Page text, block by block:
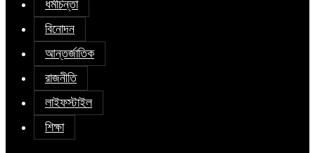
ধর্মচিন্তা
বিনোদন
আন্তর্জাতিক
রাজনীতি
লাইফস্টাইল
শিক্ষা